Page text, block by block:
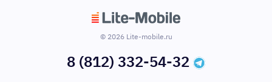
© 2026 Lite-mobile.ru
8 (812) 332-54-32